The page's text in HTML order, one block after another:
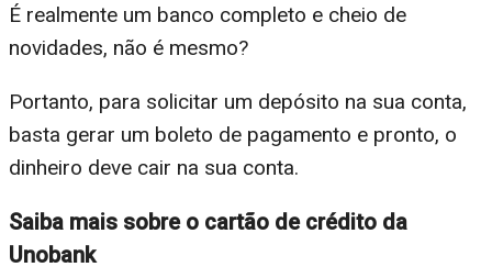
É realmente um banco completo e cheio de
novidades, não é mesmo?
Portanto, para solicitar um depósito na sua conta,
basta gerar um boleto de pagamento e pronto, o
dinheiro deve cair na sua conta.
Saiba mais sobre o cartão de crédito da
Unobank